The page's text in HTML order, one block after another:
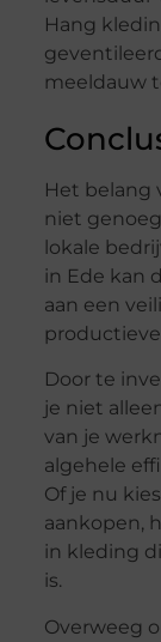
Hang
meeldauw
Het belang
niet
lokale
in Ede kan
aan een
Door te
je niet
van je
algehele
Of je nu
aankopen,
in kleding
is.
Overweeg